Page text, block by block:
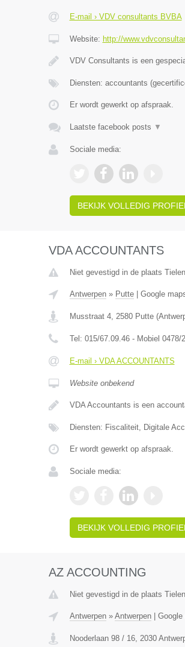
E-mail › VDV consultants BVBA
Website: http://
VDV Consultants is een
Diensten: accountants
Er wordt gewerkt op afspraak.
Laatste facebook posts ▼
Sociale media:
BEKIJK VOLLEDIG PROFIEL
VDA ACCOUNTANTS
Niet gevestigd in de plaats
Antwerpen» Putte| Google
Musstraat 4, 2580 Putte(
Tel: 015/67.09.46 - Mobiel 0478/
E-mail › VDA ACCOUNTANTS
Website onbekend
VDA Accountants is een
Diensten: Fiscaliteit, Digitale
Er wordt gewerkt op afspraak.
Sociale media:
BEKIJK VOLLEDIG PROFIEL
AZ ACCOUNTING
Niet gevestigd in de plaats
Antwerpen» Antwerpen| Google
Nooderlaan 98 / 16, 2030